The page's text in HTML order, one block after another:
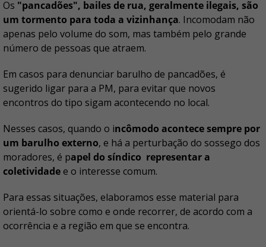
Os "pancadões", bailes de rua, geralmente ilegais, são
um tormento para toda a vizinhança. Incomodam não
apenas pelo volume do som, mas também pelo grande
número de pessoas que atraem.
Em casos para denunciar barulho de pancadões, é
sugerido ligar para a PM, para evitar que novos
encontros do tipo sigam acontecendo no local.
Nesses casos, quando o incômodo acontece sempre por
um barulho externo, e há a perturbação do sossego dos
moradores, é papel do síndico representar a
coletividadee o interesse comum.
Para essas situações, elaboramos esse material para
orientá-lo sobre como e onde recorrer, de acordo com a
ocorrência e a região em que se encontra.